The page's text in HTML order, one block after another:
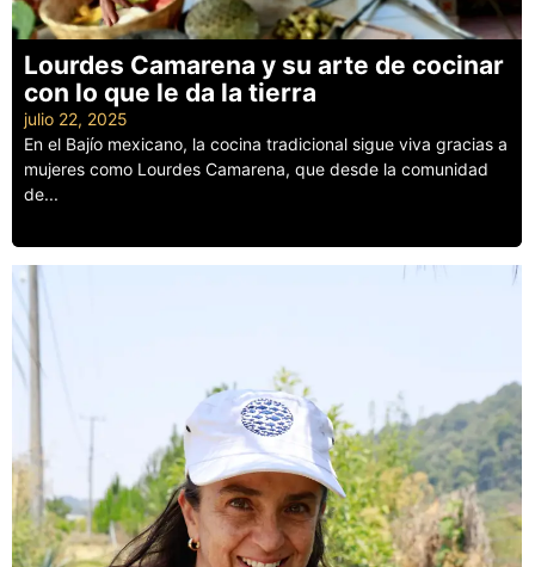
Lourdes Camarena y su arte de cocinar
con lo que le da la tierra
julio 22, 2025
En el Bajío mexicano, la cocina tradicional sigue viva gracias a
mujeres como Lourdes Camarena, que desde la comunidad
de...